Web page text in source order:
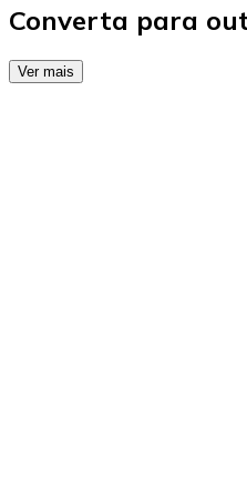
Converta para
Ver mais